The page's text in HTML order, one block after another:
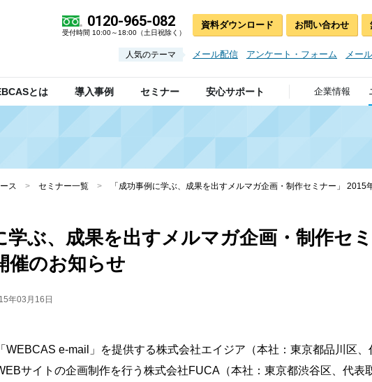
とは 導入事例 セミナー 安心サポート 企業情報
0120-965-082
受付時間 10:00～18:00（土日祝除く）
資料ダウンロード お問い合わせ
人気のテーマ メール配信 アンケート・フォーム メー
ス > セミナー一覧 > 「成功事例に学ぶ、成果を出すメルマガ企画・制作セミナー」
学ぶ、成果を出すメルマガ企画・制作セ
催のお知らせ
年03月16日
WEBCAS e-mail」を提供する株式会社エイジア（本社：東京都品川区
サイトの企画制作を行う株式会社FUCA（本社：東京都渋谷区、代表